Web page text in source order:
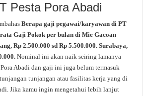
Pesta Pora Abadi
Berapa gaji pegawai/karyawan di PT
Gaji Pokok per bulan di Mie Gacoan
Rp 2.500.000 sd Rp 5.500.000. Surabaya,
Nominal ini akan naik seiring lamanya
Abadi dan gaji ini juga belum termasuk
tunjangan atau fasilitas kerja yang di
Jika kamu ingin mengetahui lebih lanjut